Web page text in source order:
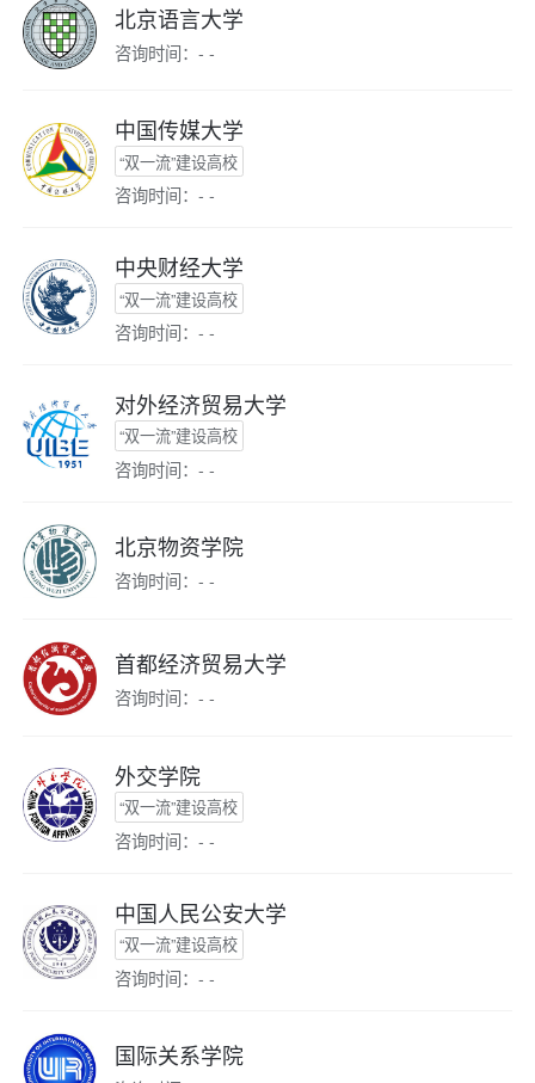
北京语言大学
咨询时间：- -
中国传媒大学
“双一流”建设高校
咨询时间：- -
中央财经大学
“双一流”建设高校
咨询时间：- -
对外经济贸易大学
“双一流”建设高校
咨询时间：- -
北京物资学院
咨询时间：- -
首都经济贸易大学
咨询时间：- -
外交学院
“双一流”建设高校
咨询时间：- -
中国人民公安大学
“双一流”建设高校
咨询时间：- -
国际关系学院